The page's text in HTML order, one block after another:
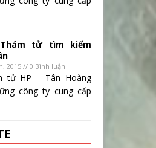
tử tìm kiếm
2015 // 0 Bình luận
tử HP – Tân Hoàng
công ty cung cấp